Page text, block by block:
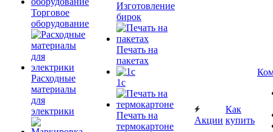
Торговое
оборудование
Расходные
материалы
для
электрики
Изготовление
бирок
Печать на
пакетах
1c
Печать на
термокартоне
Акции
Как
купить